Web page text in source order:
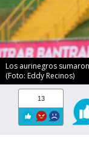
Los aurinegros
(Foto: Eddy Recinos)
13